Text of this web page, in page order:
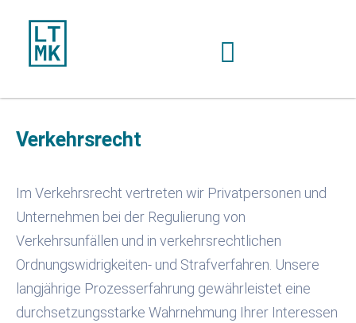
Verkehrsrecht
Im Verkehrsrecht vertreten wir Privatpersonen und
Unternehmen bei der Regulierung von
Verkehrsunfällen und in verkehrsrechtlichen
Ordnungswidrigkeiten- und Strafverfahren. Unsere
langjährige Prozesserfahrung gewährleistet eine
durchsetzungsstarke Wahrnehmung Ihrer Interessen